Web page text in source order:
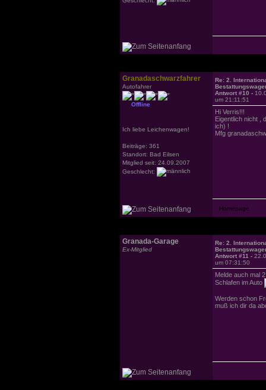
Granadaschwarzfahrer
Autofahrer
Offline
Ich liebe Leichenwagen!
Beiträge: 361
Standort: Bad Eilsen
Mitglied seit: 24.09.2007
Geschlecht:
Re: 2.
Antwort #10 -
um 21:11:51
Hi Verris!!!
Eigentlich nicht ,
ich) !
Mfg
Granada-Garage
Ex-Mitglied
Re: 2.
Antwort #11 -
um 07:31:50
Melde auch mal
Schlafen im Auto
Werden schon
muß ich dir da